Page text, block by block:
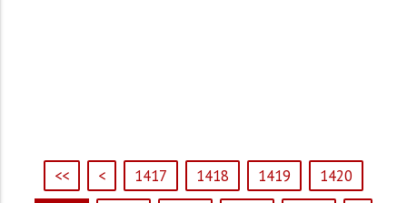
<< < 1417 1418 1419
1420